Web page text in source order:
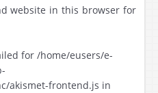
website in this browser for
for /home/eusers/e-
akismet-frontend.js in